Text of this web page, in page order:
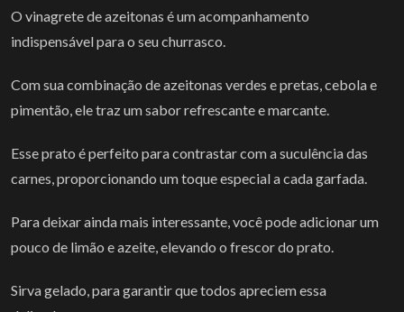
O vinagrete de azeitonas é um acompanhamento
indispensável para o seu churrasco.
Com sua combinação de azeitonas verdes e pretas, cebola e
pimentão, ele traz um sabor refrescante e marcante.
Esse prato é perfeito para contrastar com a suculência das
carnes, proporcionando um toque especial a cada garfada.
Para deixar ainda mais interessante, você pode adicionar um
pouco de limão e azeite, elevando o frescor do prato.
Sirva gelado, para garantir que todos apreciem essa